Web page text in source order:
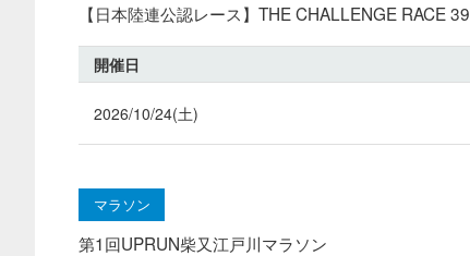
【日本陸連公認レース】THE CHALLENGE RACE 39
開催日
2026/10/24(土)
マラソン
第1回UPRUN柴又江戸川マラソン